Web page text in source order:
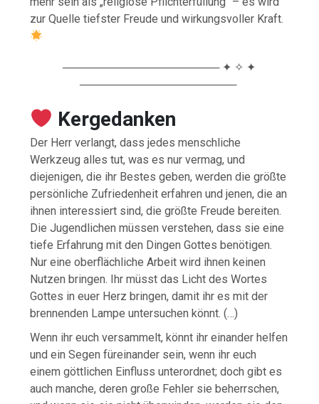
zur Quelle tiefster Freude und wirkungsvoller Kraft.
──────────────────── ✦ ✧ ✦
────────────────────
Kergedanken
Der Herr verlangt, dass jedes menschliche
Werkzeug alles tut, was es nur vermag, und
diejenigen, die ihr Bestes geben, werden die größte
persönliche Zufriedenheit erfahren und jenen, die an
ihnen interessiert sind, die größte Freude bereiten.
Die Jugendlichen müssen verstehen, dass sie eine
tiefe Erfahrung mit den Dingen Gottes benötigen.
Nur eine oberflächliche Arbeit wird ihnen keinen
Nutzen bringen. Ihr müsst das Licht des Wortes
Gottes in euer Herz bringen, damit ihr es mit der
brennenden Lampe untersuchen könnt. (…)
Wenn ihr euch versammelt, könnt ihr einander helfen
und ein Segen füreinander sein, wenn ihr euch
einem göttlichen Einfluss unterordnet; doch gibt es
auch manche, deren große Fehler sie beherrschen,